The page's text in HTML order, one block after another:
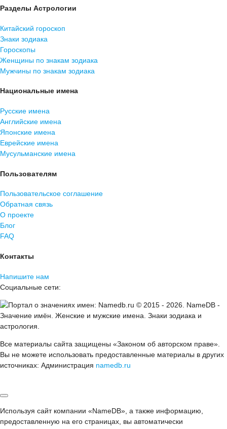
Разделы Астрологии
Китайский гороскоп
Знаки зодиака
Гороскопы
Женщины по знакам зодиака
Мужчины по знакам зодиака
Национальные имена
Русские имена
Английские имена
Японские имена
Еврейские имена
Мусульманские имена
Пользователям
Пользовательское соглашение
Обратная связь
О проекте
Блог
FAQ
Контакты
Напишите нам
Социальные сети:
© 2015 - 2026 NameDB -
Значение имён. Женские и мужские имена. Знаки зодиака и
астрология.
Все материалы сайта защищены «Законом об авторском праве».
Вы не можете использовать предоставленные материалы в других
источниках: Администрация namedb.ru
Используя сайт компании «NameDB», а также информацию,
предоставленную на его страницах, вы автоматически